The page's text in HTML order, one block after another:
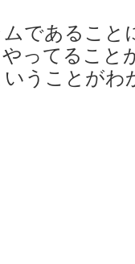
であること
ってること
うことがわ